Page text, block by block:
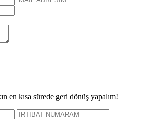
en kısa sürede geri dönüş yapalım!